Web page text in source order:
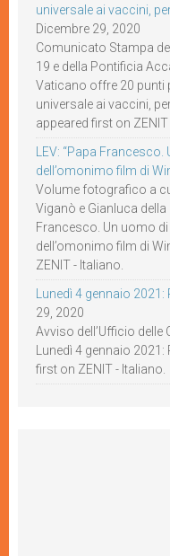
universale ai vaccini,
Dicembre 29, 2020
Comunicato Stampa
19 e della Pontificia
Vaticano offre 20 punti
universale ai vaccini,
appeared first on ZENIT
LEV: “Papa
dell’omonimo film di
Volume fotografico a
Viganò e Gianluca della
Francesco. Un uomo
dell’omonimo film di
ZENIT - Italiano.
Lunedì 4 gennaio
29, 2020
Avviso dell’Ufficio
Lunedì 4 gennaio
first on ZENIT - Italiano.